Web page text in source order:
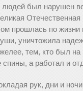
людей был нарушен
прошлась по
уничтожила
тем, кто был
спины, а работал и
рук, дни и